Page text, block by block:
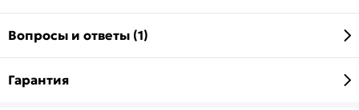
Вопросы и ответы (1)
Гарантия